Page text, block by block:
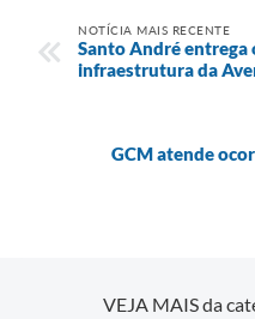
NOTÍCIA MAIS RECENTE
Santo André entrega
infraestrutura da
GCM atende
VEJA MAIS da